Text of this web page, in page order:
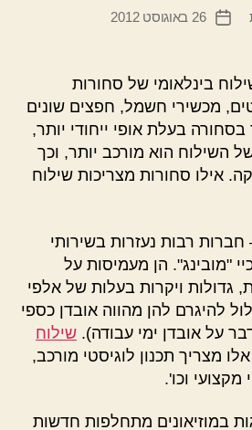
תאריך
26 באוגוסט 2012
בינלאומי של סחורות
מכשירי חשמל, חפצים שונים
בעלת אופי ייחודי יותר,
השילוח הוא מורכב יותר, וכך
אילו סחורות מצריכות שילוח
חברות רבות נעזרות בשירותי
"מובינג". הן מעמיסות על
גדולות ויקרות בעלות של אלפי
להיגרם להן מהווה אובדן כספי
על אובדן ימי עבודה). שילוח
מצריך תכנון לוגיסטי מורכב,
מקצועי וכו'.
במוזיאונים מתחלפות חדשות